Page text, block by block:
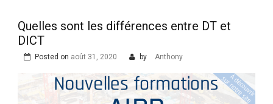
lord of your sea pokie
Harbors Mercantile
Office Solutions Pvt
Ltd.
Quelles sont les différences entre DT et
DICT
Posted on août 31, 2020 by Anthony